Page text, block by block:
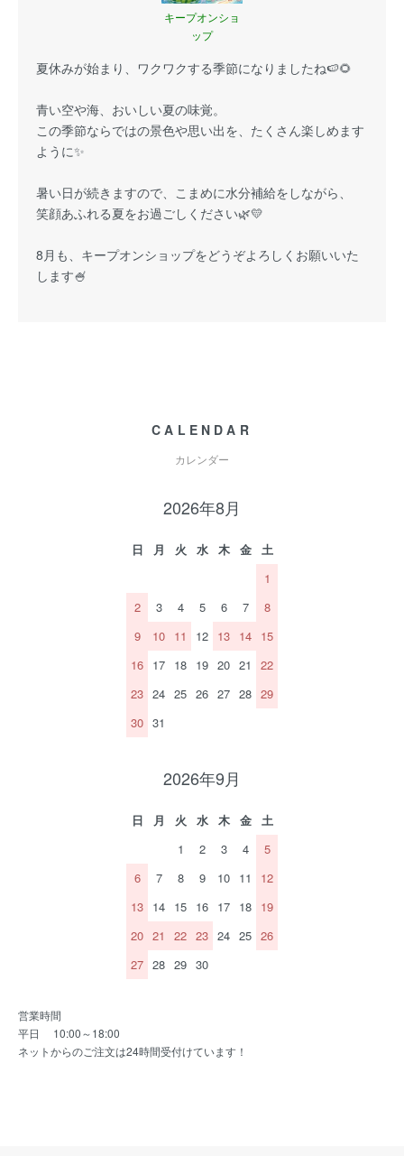
キープオンショ
ップ
夏休みが始まり、ワクワクする季節になりましたね🍉🌻
青い空や海、おいしい夏の味覚。
この季節ならではの景色や思い出を、たくさん楽しめます
ように✨
暑い日が続きますので、こまめに水分補給をしながら、
笑顔あふれる夏をお過ごしください🌿💛
8月も、キープオンショップをどうぞよろしくお願いいた
します🍧
CALENDAR
カレンダー
2026年8月
日 月 火 水 木 金
土
1
2
3 4 5 6 7
8
9
10 11 12 13 14 15
16 17 18 19 20 21
22
23 24 25 26 27 28 29
30 31
2026年9月
日 月 火 水 木 金
土
1
2 3 4
5
6
7 8 9 10 11
12
13 14 15 16 17 18 19
20 21 22 23 24 25 26
27 28 29 30
営業時間
平日 10:00～18:00
ネットからのご注文は24時間受付けています！